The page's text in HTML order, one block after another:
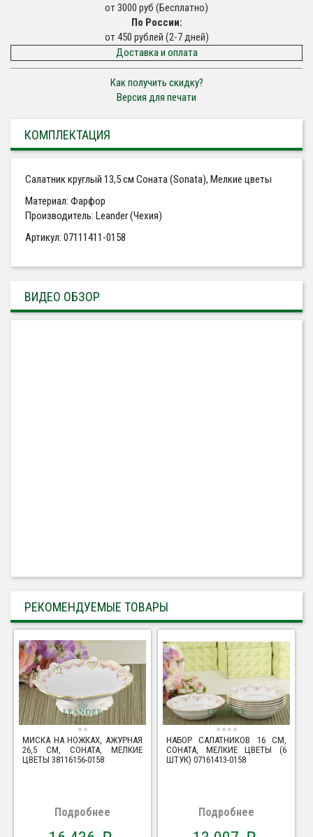
от 3000 руб (Бесплатно)
По России:
от 450 рублей (2-7 дней)
Доставка и оплата
Как получить скидку?
Версия для печати
КОМПЛЕКТАЦИЯ
Салатник круглый 13,5 см Соната (Sonata), Мелкие цветы
Материал: Фарфор
Производитель: Leander (Чехия)
Артикул: 07111411-0158
ВИДЕО ОБЗОР
РЕКОМЕНДУЕМЫЕ ТОВАРЫ
МИСКА НА НОЖКАХ, АЖУРНАЯ
26,5 СМ, СОНАТА, МЕЛКИЕ
ЦВЕТЫ 38116156-0158
Подробнее
НАБОР САЛАТНИКОВ 16 СМ,
СОНАТА, МЕЛКИЕ ЦВЕТЫ (6
ШТУК) 07161413-0158
Подробнее